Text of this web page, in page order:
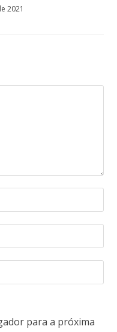
2021
para a próxima